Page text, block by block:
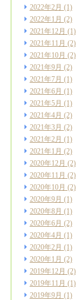
2022年2月 (1)
2022年1月 (2)
2021年12月 (1)
2021年11月 (2)
2021年10月 (2)
2021年9月 (2)
2021年7月 (1)
2021年6月 (1)
2021年5月 (1)
2021年4月 (2)
2021年3月 (2)
2021年2月 (1)
2021年1月 (2)
2020年12月 (2)
2020年11月 (2)
2020年10月 (2)
2020年9月 (1)
2020年8月 (1)
2020年6月 (2)
2020年4月 (1)
2020年2月 (1)
2020年1月 (2)
2019年12月 (2)
2019年11月 (1)
2019年9月 (1)